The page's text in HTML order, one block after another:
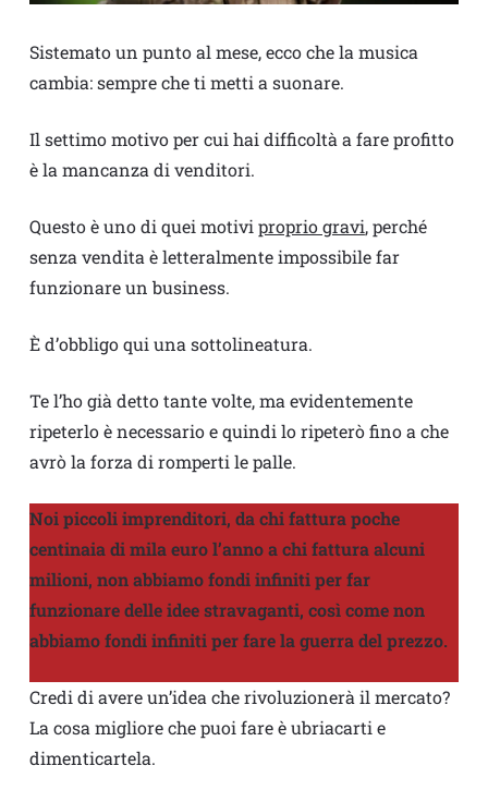
Sistemato un punto al mese, ecco che la musica
cambia: sempre che ti metti a suonare.
Il settimo motivo per cui hai difficoltà a fare profitto
è la mancanza di venditori.
Questo è uno di quei motiviproprio gravi, perché
senza vendita è letteralmente impossibile far
funzionare un business.
È d’obbligo qui una sottolineatura.
Te l’ho già detto tante volte, ma evidentemente
ripeterlo è necessario e quindi lo ripeterò fino a che
avrò la forza di romperti le palle.
Noi piccoli imprenditori, da chi fattura poche
centinaia di mila euro l’anno a chi fattura alcuni
milioni, non abbiamo fondi infiniti per far
funzionare delle idee stravaganti, così come non
abbiamo fondi infiniti per fare la guerra del prezzo.
Credi di avere un’idea che rivoluzionerà il mercato?
La cosa migliore che puoi fare è ubriacarti e
dimenticartela.